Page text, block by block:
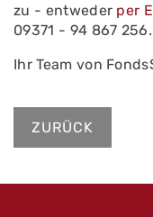
zu - entweder per
09371 - 94 867 256.
Ihr Team von
ZURÜCK